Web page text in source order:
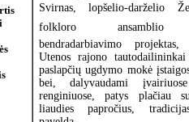
Svirnas, lopšelio-darželio
folkloro ansamblio
bendradarbiavimo
Utenos rajono
paslapčių ugdymo mokė
bei, dalyvaudami
renginiuose, patys plačiau
liaudies papročius,